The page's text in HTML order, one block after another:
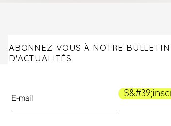
ABONNEZ-VOUS À NOTRE BULLETIN
D'ACTUALITÉS